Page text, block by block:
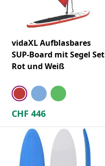
vidaXL Aufblasbares
SUP-Board mit Segel Set
Rot und Weiß
CHF 446